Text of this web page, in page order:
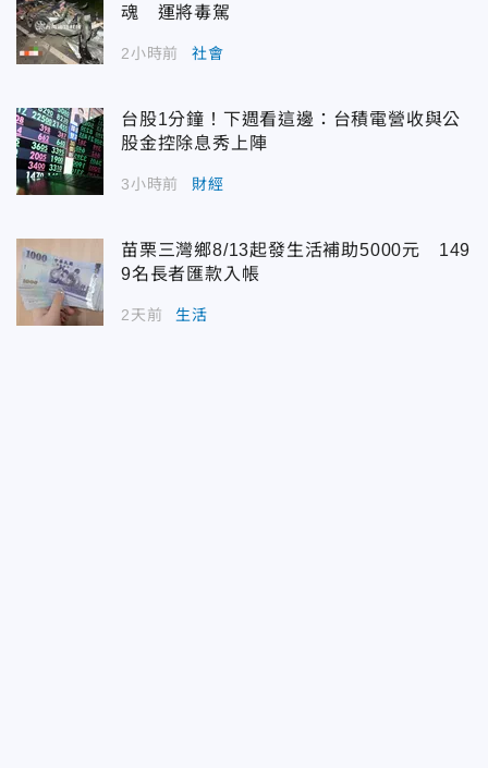
魂 運將毒駕
2小時前 社會
台股1分鐘！下週看這邊：台積電營收與公
股金控除息秀上陣
3小時前 財經
苗栗三灣鄉8/13起發生活補助5000元 149
9名長者匯款入帳
2天前 生活